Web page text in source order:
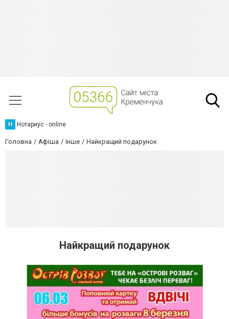
Н Нотариус - online
Головна Афіша Інше Найкращий подарунок
Найкращий подарунок